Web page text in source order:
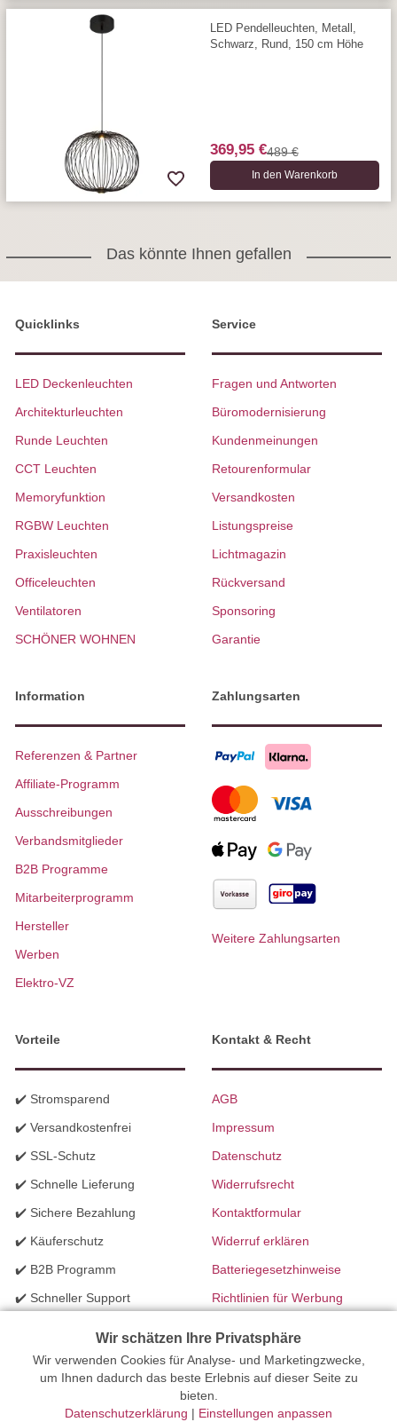
LED Pendelleuchten, Metall,
Schwarz, Rund, 150 cm Höhe
369,95 €489 €
In den Warenkorb
Das könnte Ihnen gefallen
Quicklinks
LED Deckenleuchten
Architekturleuchten
Runde Leuchten
CCT Leuchten
Memoryfunktion
RGBW Leuchten
Praxisleuchten
Officeleuchten
Ventilatoren
SCHÖNER WOHNEN
Service
Fragen und Antworten
Büromodernisierung
Kundenmeinungen
Retourenformular
Versandkosten
Listungspreise
Lichtmagazin
Rückversand
Sponsoring
Garantie
Information
Referenzen & Partner
Affiliate-Programm
Ausschreibungen
Verbandsmitglieder
B2B Programme
Mitarbeiterprogramm
Hersteller
Werben
Elektro-VZ
Zahlungsarten
Weitere Zahlungsarten
Vorteile
✔️ Stromsparend
✔️ Versandkostenfrei
✔️ SSL-Schutz
✔️ Schnelle Lieferung
✔️ Sichere Bezahlung
✔️ Käuferschutz
✔️ B2B Programm
✔️ Schneller Support
Kontakt & Recht
AGB
Impressum
Datenschutz
Widerrufsrecht
Kontaktformular
Widerruf erklären
Batteriegesetzhinweise
Richtlinien für Werbung
Ihr Onlinefachhandel für Beleuchtung seit 2012 | Erstellt mit
peleides.io
Wir schätzen Ihre Privatsphäre
Wir verwenden Cookies für Analyse- und Marketingzwecke,
um Ihnen dadurch das beste Erlebnis auf dieser Seite zu
bieten.
Datenschutzerklärung | Einstellungen anpassen